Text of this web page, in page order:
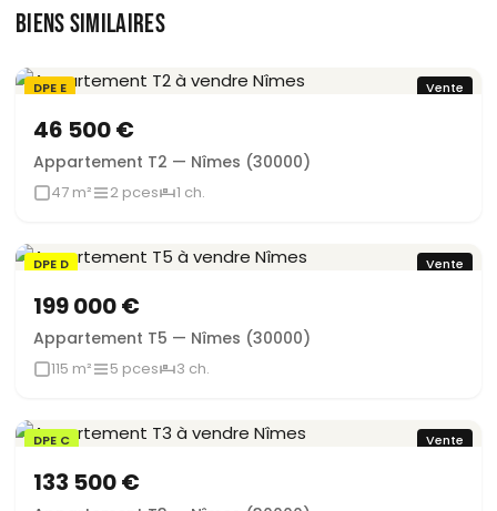
BIENS SIMILAIRES
DPE E
Vente
46 500 €
Appartement T2 — Nîmes (30000)
47 m² 2 pces 1 ch.
DPE D Vente
199 000 €
Appartement T5 — Nîmes (30000)
115 m² 5 pces 3 ch.
DPE C Vente
133 500 €